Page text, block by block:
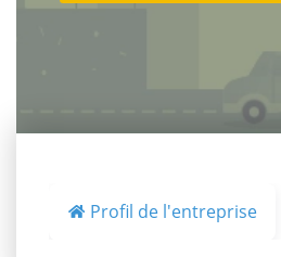
Profil de l'entreprise